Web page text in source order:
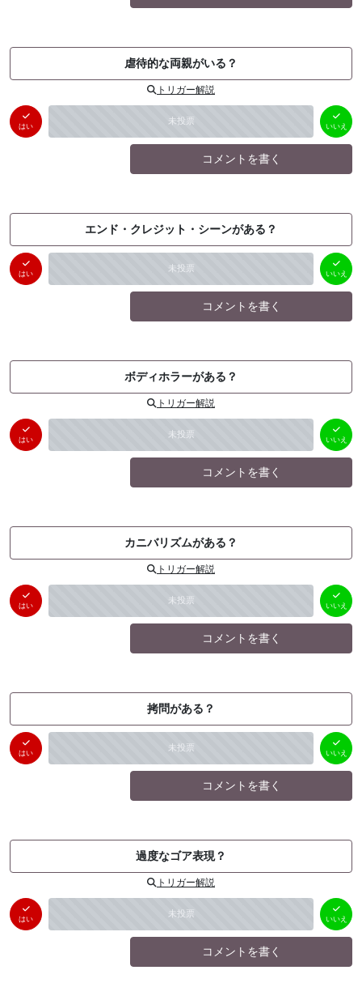
虐待的な両親がいる？
トリガー解説
はい 未投票
いいえ
（ 0件）
いいえ
コメントを書く
エンド・クレジット・シーンがある？
はい 未投票
いいえ
（ 0件）
いいえ
コメントを書く
ボディホラーがある？
トリガー解説
はい 未投票
いいえ
（ 0件）
いいえ
コメントを書く
カニバリズムがある？
トリガー解説
はい 未投票
いいえ
（ 0件）
いいえ
コメントを書く
拷問がある？
はい 未投票
いいえ
（ 0件）
いいえ
コメントを書く
過度なゴア表現？
トリガー解説
はい 未投票
いいえ
（ 0件）
いいえ
コメントを書く